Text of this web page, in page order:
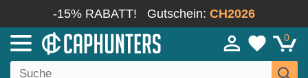
-15% RABATT! Gutschein: CH2026
0